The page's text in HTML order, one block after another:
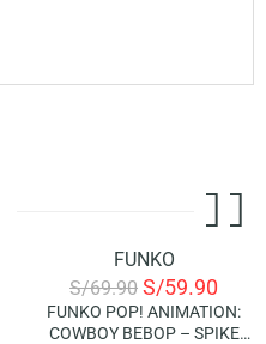
FUNKO
S/69.90 S/59.90
FUNKO POP! ANIMATION:
COWBOY BEBOP – SPIKE